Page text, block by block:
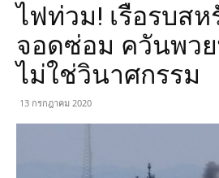
ไฟท่วม! เรือรบส
จอดซ่อม ควันพว
ไม่ใช่วินาศกรรม
13 กรกฎาคม 2020